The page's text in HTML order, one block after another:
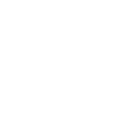
ご了承くださ
御機器販売店・
1000ppm以下、
) : 1000ppm、
、
貨物等」とい
可)を取得する
要な手段を講じ
これらの製造装
通知します。